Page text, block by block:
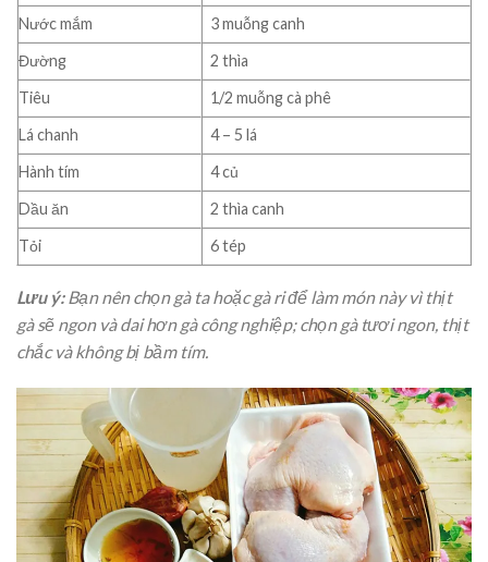
Nước mắm
3 muỗng canh
Đường
2 thìa
Tiêu
1/2 muỗng cà phê
Lá chanh
4 – 5 lá
Hành tím
4 củ
Dầu ăn
2 thìa canh
Tỏi
6 tép
Lưu ý: Bạn nên chọn gà ta hoặc gà ri để làm món này vì thịt
gà sẽ ngon và dai hơn gà công nghiệp; chọn gà tươi ngon, thịt
chắc và không bị bầm tím.